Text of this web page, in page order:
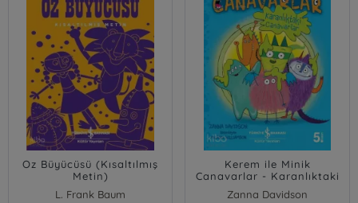
Oz Büyücüsü (Kısaltılmış
Metin)
L. Frank Baum
Kerem ile Minik
Canavarlar - Karanlıktaki
Canavarlar
Zanna Davidson